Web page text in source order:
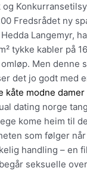
Fredsrådet ny
Langemyr,
tykke kabler på
Men denne
det jo godt med
kåte modne damer
dating norge
kome heim til
som følger når
handling – en
seksuelle